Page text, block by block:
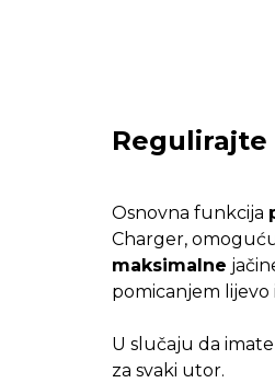
Osnovna funkcija
Charger,
maksimalne
pomicanjem lijevo
U slučaju da
za svaki utor.